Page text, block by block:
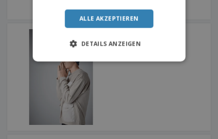
ALLE AKZEPTIEREN
DETAILS ANZEIGEN